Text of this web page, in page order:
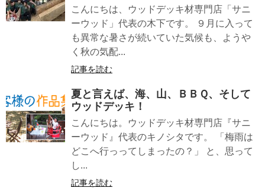
こんにちは、ウッドデッキ材専門店「サニ
ーウッド」代表の木下です。 ９月に入って
も異常な暑さが続いていた気候も、ようや
く秋の気配...
記事を読む
夏と言えば、海、山、ＢＢＱ、そして
ウッドデッキ！
こんにちは。ウッドデッキ材専門店『サニ
ーウッド』代表のキノシタです。 「梅雨は
どこへ行っってしまったの？」 と、思って
し...
記事を読む